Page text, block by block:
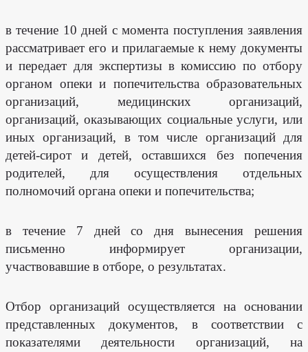
в течение 10 дней с момента поступления заявления
рассматривает его и прилагаемые к нему документы
и передает для экспертизы в комиссию по отбору
органом опеки и попечительства образовательных
организаций, медицинских организаций,
организаций, оказывающих социальные услуги, или
иных организаций, в том числе организаций для
детей-сирот и детей, оставшихся без попечения
родителей, для осуществления отдельных
полномочий органа опеки и попечительства;
в течение 7 дней со дня вынесения решения
письменно информирует организации,
участвовавшие в отборе, о результатах.
Отбор организаций осуществляется на основании
представленных документов, в соответствии с
показателями деятельности организаций, на